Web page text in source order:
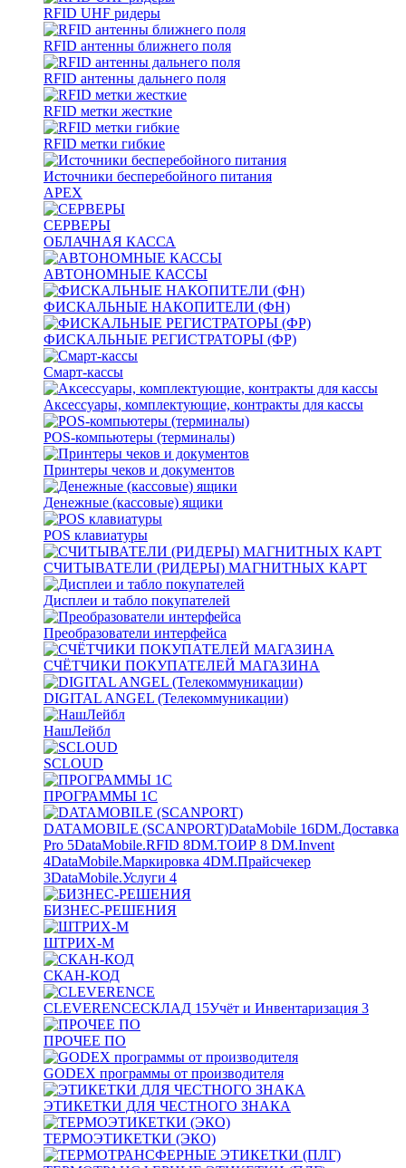
RFID UHF ридеры
RFID антенны ближнего поля
RFID антенны дальнего поля
RFID метки жесткие
RFID метки гибкие
Источники бесперебойного питания
APEX
СЕРВЕРЫ
ОБЛАЧНАЯ КАССА
АВТОНОМНЫЕ КАССЫ
ФИСКАЛЬНЫЕ НАКОПИТЕЛИ (ФН)
ФИСКАЛЬНЫЕ РЕГИСТРАТОРЫ (ФР)
Смарт-кассы
Аксессуары, комплектующие, контракты для кассы
POS-компьютеры (терминалы)
Принтеры чеков и документов
Денежные (кассовые) ящики
POS клавиатуры
СЧИТЫВАТЕЛИ (РИДЕРЫ) МАГНИТНЫХ КАРТ
Дисплеи и табло покупателей
Преобразователи интерфейса
СЧЁТЧИКИ ПОКУПАТЕЛЕЙ МАГАЗИНА
DIGITAL ANGEL (Телекоммуникации)
НашЛейбл
SCLOUD
ПРОГРАММЫ 1С
DATAMOBILE (SCANPORT)DataMobile 16DM.Доставка
Pro 5DataMobile.RFID 8DM.ТОИР 8 DM.Invent
4DataMobile.Маркировка 4DM.Прайсчекер
3DataMobile.Услуги 4
БИЗНЕС-РЕШЕНИЯ
ШТРИХ-М
СКАН-КОД
CLEVERENCEСКЛАД 15Учёт и Инвентаризация 3
ПРОЧЕЕ ПО
GODEX программы от производителя
ЭТИКЕТКИ ДЛЯ ЧЕСТНОГО ЗНАКА
ТЕРМОЭТИКЕТКИ (ЭКО)